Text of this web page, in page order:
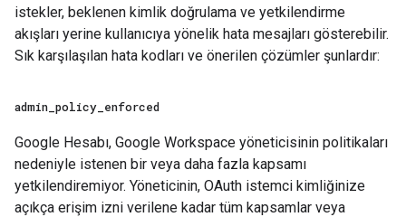
istekler, beklenen kimlik doğrulama ve yetkilendirme
akışları yerine kullanıcıya yönelik hata mesajları gösterebilir.
Sık karşılaşılan hata kodları ve önerilen çözümler şunlardır:
admin policy enforced
Google Hesabı, Google Workspace yöneticisinin politikaları
nedeniyle istenen bir veya daha fazla kapsamı
yetkilendiremiyor. Yöneticinin, OAuth istemci kimliğinize
açıkça erişim izni verilene kadar tüm kapsamlar veya